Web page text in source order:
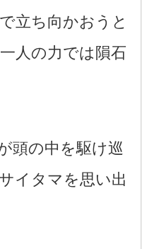
立ち向かおうと
人の力では隕石
頭の中を駆け巡
イタマを思い出